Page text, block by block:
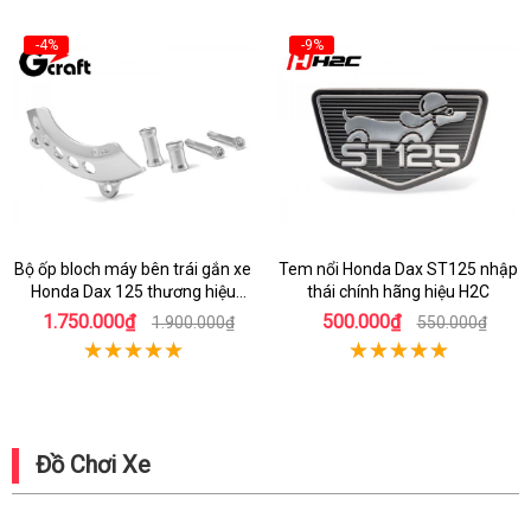
-4%
Bộ ốp bloch máy bên trái gắn xe
Honda Dax 125 thương hiệu
Gcraft
1.750.000₫ 1.900.000₫
-9%
Tem nổi Honda Dax ST125 nhập
thái chính hãng hiệu H2C
500.000₫ 550.000₫
Đồ Chơi Xe